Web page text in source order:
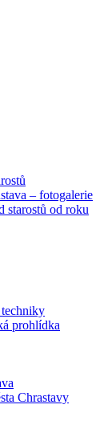
– fotogalerie
starostů od roku
prohlídka
Chrastavy